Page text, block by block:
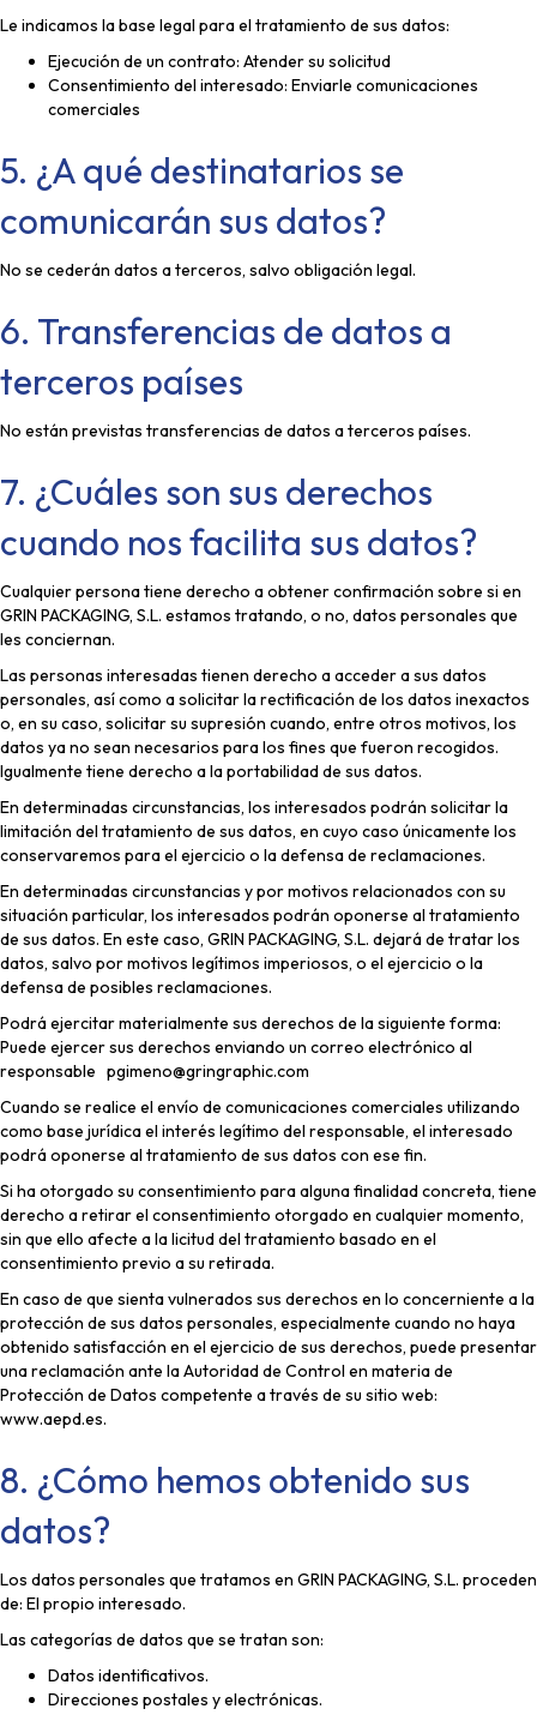
Le indicamos la base legal para el tratamiento de sus datos:
Ejecución de un contrato: Atender su solicitud
Consentimiento del interesado: Enviarle comunicaciones
comerciales
5. ¿A qué destinatarios se
comunicarán sus datos?
No se cederán datos a terceros, salvo obligación legal.
6. Transferencias de datos a
terceros países
No están previstas transferencias de datos a terceros países.
7. ¿Cuáles son sus derechos
cuando nos facilita sus datos?
Cualquier persona tiene derecho a obtener confirmación sobre si en
GRIN PACKAGING, S.L. estamos tratando, o no, datos personales que
les conciernan.
Las personas interesadas tienen derecho a acceder a sus datos
personales, así como a solicitar la rectificación de los datos inexactos
o, en su caso, solicitar su supresión cuando, entre otros motivos, los
datos ya no sean necesarios para los fines que fueron recogidos.
Igualmente tiene derecho a la portabilidad de sus datos.
En determinadas circunstancias, los interesados podrán solicitar la
limitación del tratamiento de sus datos, en cuyo caso únicamente los
conservaremos para el ejercicio o la defensa de reclamaciones.
En determinadas circunstancias y por motivos relacionados con su
situación particular, los interesados podrán oponerse al tratamiento
de sus datos. En este caso, GRIN PACKAGING, S.L. dejará de tratar los
datos, salvo por motivos legítimos imperiosos, o el ejercicio o la
defensa de posibles reclamaciones.
Podrá ejercitar materialmente sus derechos de la siguiente forma:
Puede ejercer sus derechos enviando un correo electrónico al
responsable pgimeno@gringraphic.com
Cuando se realice el envío de comunicaciones comerciales utilizando
como base jurídica el interés legítimo del responsable, el interesado
podrá oponerse al tratamiento de sus datos con ese fin.
Si ha otorgado su consentimiento para alguna finalidad concreta, tiene
derecho a retirar el consentimiento otorgado en cualquier momento,
sin que ello afecte a la licitud del tratamiento basado en el
consentimiento previo a su retirada.
En caso de que sienta vulnerados sus derechos en lo concerniente a la
protección de sus datos personales, especialmente cuando no haya
obtenido satisfacción en el ejercicio de sus derechos, puede presentar
una reclamación ante la Autoridad de Control en materia de
Protección de Datos competente a través de su sitio web:
www.aepd.es.
8. ¿Cómo hemos obtenido sus
datos?
Los datos personales que tratamos en GRIN PACKAGING, S.L. proceden
de: El propio interesado.
Las categorías de datos que se tratan son:
Datos identificativos.
Direcciones postales y electrónicas.